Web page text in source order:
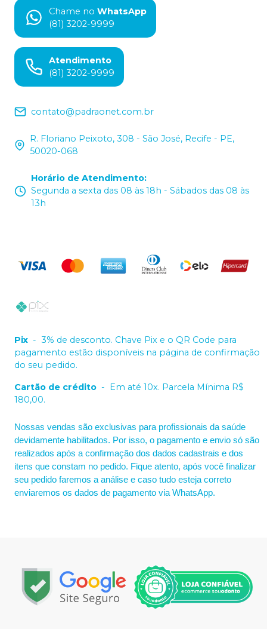
Chame no WhatsApp
(81) 3202-9999
Atendimento
(81) 3202-9999
contato@padraonet.com.br
R. Floriano Peixoto, 308 - São José, Recife - PE,
50020-068
Horário de Atendimento:
Segunda a sexta das 08 às 18h - Sábados das 08 às
13h
Pix - 3% de desconto. Chave Pix e o QR Code para
pagamento estão disponíveis na página de confirmação
do seu pedido.
Cartão de crédito - Em até 10x. Parcela Mínima R$
180,00.
Nossas vendas são exclusivas para profissionais da saúde
devidamente habilitados. Por isso, o pagamento e envio só são
realizados após a confirmação dos dados cadastrais e dos
itens que constam no pedido. Fique atento, após você finalizar
seu pedido faremos a análise e caso tudo esteja correto
enviaremos os dados de pagamento via WhatsApp.